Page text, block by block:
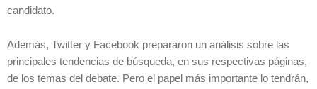
candidato.
Además, Twitter y Facebook prepararon un análisis sobre las
principales tendencias de búsqueda, en sus respectivas páginas,
de los temas del debate. Pero el papel más importante lo tendrán,